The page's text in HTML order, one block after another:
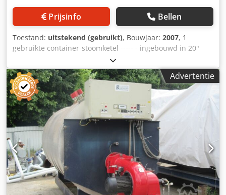
Prijsinfo Bellen
Toestand: uitstekend (gebruikt), Bouwjaar: 2007, 1
gebruikte container-stoomketel ----- - ingebouwd in 20"
zeecontainer - Fabrikant: LOOS Gunzenhausen Type: U-HD
1250 Verwarmd oppervlak ca.: 20 m² Max. ketelvermogen:
1.250 kg/u Bedrijfsdruk: 16,0 bar Verhoogde testdruk: 29,6
bar Waterinhoud bij NW ca.: 993 l Totale waterinhoud ca.:
1.365 l Dedpfx Ahszguype Ieck Bouwjaar: 2007 CE-
keurmerk: 0036 Uitgerust met Weishaupt combi
gas-/oliebrander WMGL, gasregeltraject, schakelkast,
voedingswaterpomp en bestaande grove en fijne
afsluiters.
Advertentie